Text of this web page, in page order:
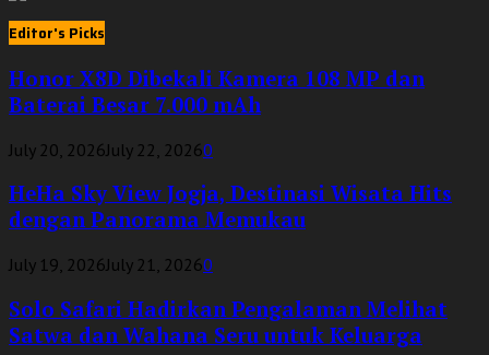
Editor's Picks
Honor X8D Dibekali Kamera 108 MP dan
Baterai Besar 7.000 mAh
July 20, 2026July 22, 20260
HeHa Sky View Jogja, Destinasi Wisata Hits
dengan Panorama Memukau
July 19, 2026July 21, 20260
Solo Safari Hadirkan Pengalaman Melihat
Satwa dan Wahana Seru untuk Keluarga